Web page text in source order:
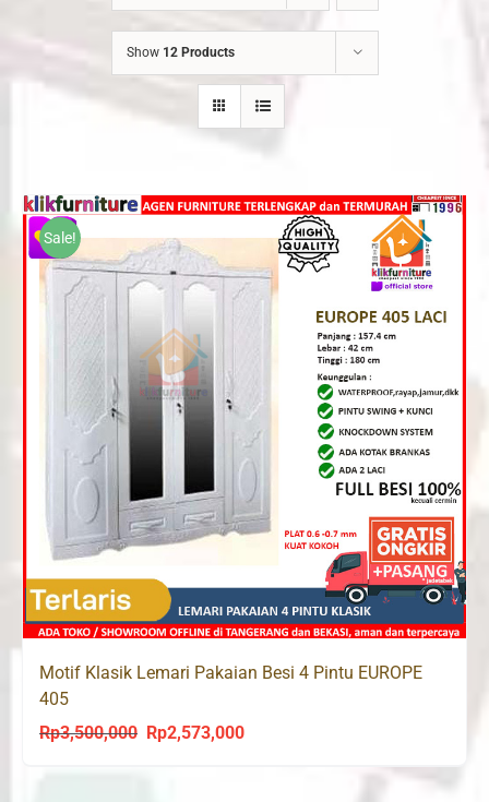
Show 12 Products
Sale!
Motif Klasik Lemari Pakaian Besi 4 Pintu EUROPE
405
Rp3,500,000
Original
Rp2,573,000Current